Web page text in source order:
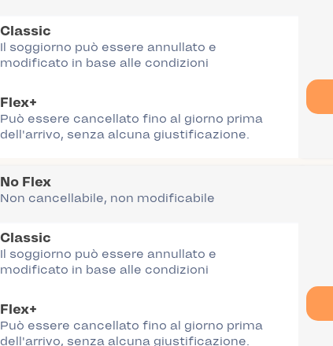
Classic
Il soggiorno può essere annullato e
modificato in base alle condizioni
Flex+
Può essere cancellato fino al giorno prima
dell'arrivo, senza alcuna giustificazione.
No Flex
Non cancellabile, non modificabile
Classic
Il soggiorno può essere annullato e
modificato in base alle condizioni
Flex+
Può essere cancellato fino al giorno prima
dell'arrivo, senza alcuna giustificazione.